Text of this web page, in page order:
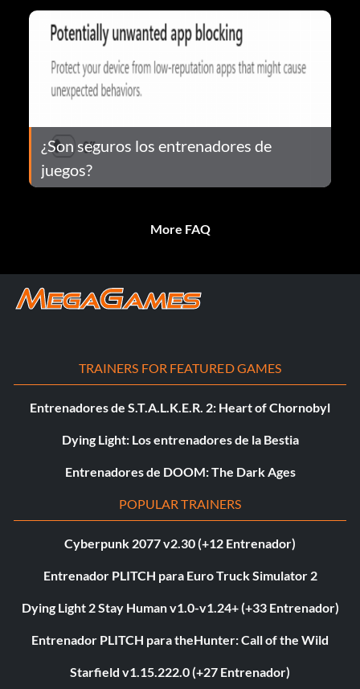
¿Son seguros los entrenadores de
juegos?
More FAQ
TRAINERS FOR FEATURED GAMES
Entrenadores de S.T.A.L.K.E.R. 2: Heart of Chornobyl
Dying Light: Los entrenadores de la Bestia
Entrenadores de DOOM: The Dark Ages
POPULAR TRAINERS
Cyberpunk 2077 v2.30 (+12 Entrenador)
Entrenador PLITCH para Euro Truck Simulator 2
Dying Light 2 Stay Human v1.0-v1.24+ (+33 Entrenador)
Entrenador PLITCH para theHunter: Call of the Wild
Starfield v1.15.222.0 (+27 Entrenador)